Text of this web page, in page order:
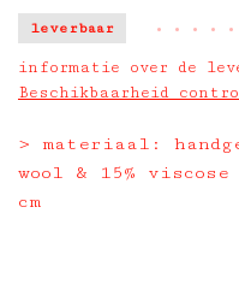
leverbaar • • • • •
informatie over de
Beschikbaarheid
> materiaal:
wool & 15%
cm